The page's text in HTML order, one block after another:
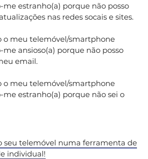
estranho(a) porque não posso
nas redes socais e sites.
o meu telemóvel/smartphone
ansioso(a) porque não posso
email.
o meu telemóvel/smartphone
estranho(a) porque não sei o
seu telemóvel numa ferramenta de
individual!